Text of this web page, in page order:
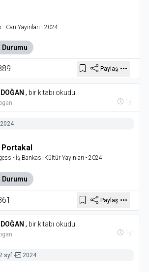
- Can Yayınları - 2024
Durumu
Paylaş
, bir kitabı okudu.
1y
- İş Bankası Kültür Yayınları - 2024
Durumu
Paylaş
, bir kitabı okudu.
1y
syf. - 2024